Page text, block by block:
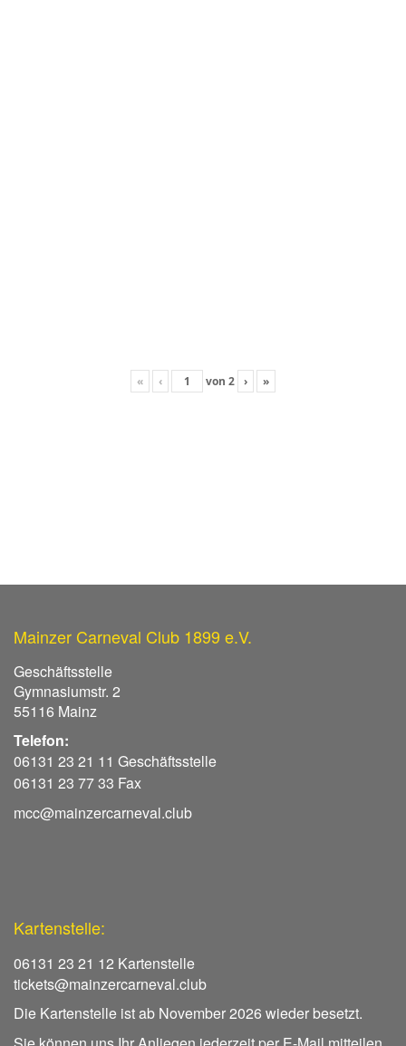
« ‹ von 2 › »
Mainzer Carneval Club 1899 e.V.
Geschäftsstelle
Gymnasiumstr. 2
55116 Mainz
Telefon:
06131 23 21 11 Geschäftsstelle
06131 23 77 33 Fax
mcc@mainzercarneval.club
Kartenstelle:
06131 23 21 12 Kartenstelle
tickets@mainzercarneval.club
Die Kartenstelle ist ab November 2026 wieder besetzt.